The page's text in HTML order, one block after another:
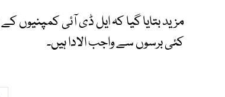
مزید بتایا گیا کہ ایل ڈی آئی
کئی برسوں سے واجب الادا ہیں۔